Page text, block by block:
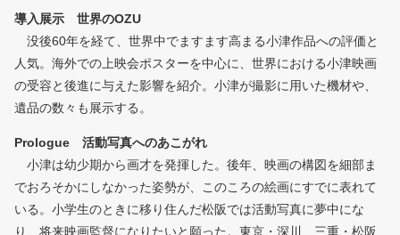
導入展示 世界のOZU
没後60年を経て、世界中でますます高まる小津作品への評価と
人気。海外での上映会ポスターを中心に、世界における小津映画
の受容と後進に与えた影響を紹介。小津が撮影に用いた機材や、
遺品の数々も展示する。
Prologue 活動写真へのあこがれ
小津は幼少期から画才を発揮した。後年、映画の構図を細部ま
でおろそかにしなかった姿勢が、このころの絵画にすでに表れて
いる。小学生のときに移り住んだ松阪では活動写真に夢中にな
り、将来映画監督になりたいと願った。東京・深川、三重・松阪